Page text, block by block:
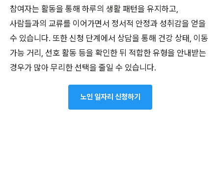
참여자는 활동을 통해 하루의 생활 패턴을 유지하고,
사람들과의 교류를 이어가면서 정서적 안정과 성취감을 얻을
수 있습니다. 또한 신청 단계에서 상담을 통해 건강 상태, 이동
가능 거리, 선호 활동 등을 확인한 뒤 적합한 유형을 안내받는
경우가 많아 무리한 선택을 줄일 수 있습니다.
노인 일자리 신청하기